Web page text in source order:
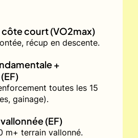
côte court (VO2max)
récup en descente.
+
toutes les 15
gainage).
(EF)
m+ terrain vallonné.